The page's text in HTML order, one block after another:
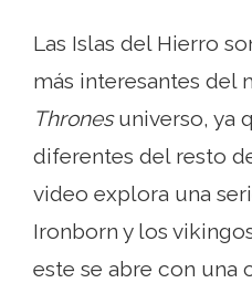
Las Islas del Hierro
más interesantes del
Thronesuniverso, ya
diferentes del resto
video explora una
Ironborn y los
este se abre con una